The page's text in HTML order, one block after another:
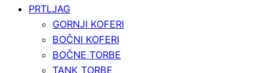
PRTLJAG
GORNJI KOFERI
BOČNI KOFERI
BOČNE TORBE
TANK TORBE